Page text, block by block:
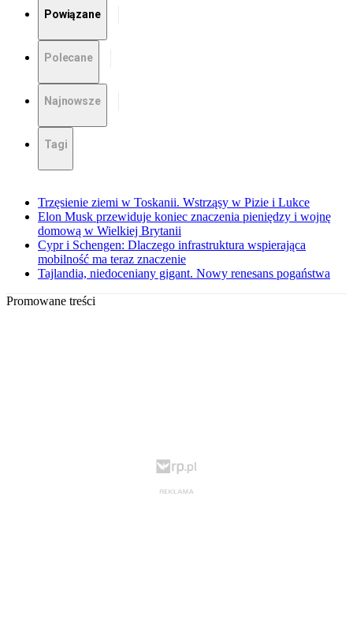
Powiązane
Polecane
Najnowsze
Tagi
Trzęsienie ziemi w Toskanii. Wstrząsy w Pizie i Lukce
Elon Musk przewiduje koniec znaczenia pieniędzy i wojnę
domową w Wielkiej Brytanii
Cypr i Schengen: Dlaczego infrastruktura wspierająca
mobilność ma teraz znaczenie
Tajlandia, niedoceniany gigant. Nowy renesans pogaństwa
Promowane treści